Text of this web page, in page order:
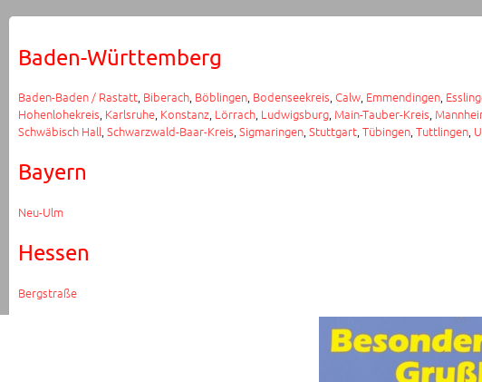
Baden-Württemberg
Baden-Baden / Rastatt, Biberach, Böblingen, Bodenseekreis, Calw, Emmendingen,
Hohenlohekreis, Karlsruhe, Konstanz, Lörrach, Ludwigsburg, Main-Tauber-Kreis,
Schwäbisch Hall, Schwarzwald-Baar-Kreis, Sigmaringen, Stuttgart, Tübingen, Tuttlingen,
Bayern
Neu-Ulm
Hessen
Bergstraße